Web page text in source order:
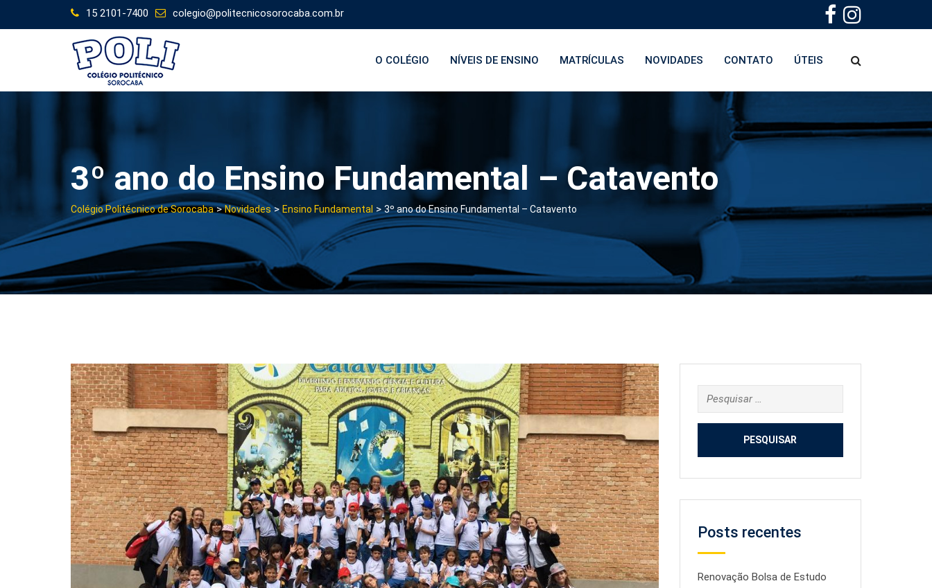
to
15 2101-7400 colegio@politecnicosorocaba.com.br
O COLÉGIO NÍVEIS DE ENSINO MATRÍCULAS NOVIDADES CONTATO ÚTEIS
3º ano do Ensino Fundamental – Catavento
Colégio Politécnico de Sorocaba>Novidades> Ensino Fundamental >3º ano do Ensino Fundamental – Catavento
Pesquisar
por:
Posts recentes
Renovação Bolsa de Estudo